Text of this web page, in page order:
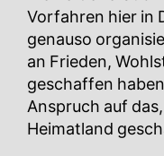
Vorfahren hier in
genauso
an Frieden,
geschaffen
Anspruch auf
Heimatland